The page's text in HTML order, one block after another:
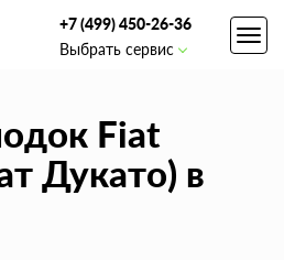
+7 (499) 450-26-36
Выбрать сервис
Fiat
Дукато) в